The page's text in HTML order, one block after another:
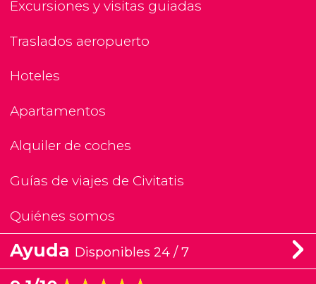
Excursiones y visitas guiadas
Traslados aeropuerto
Hoteles
Apartamentos
Alquiler de coches
Guías de viajes de Civitatis
Quiénes somos
Ayuda Disponibles 24 / 7